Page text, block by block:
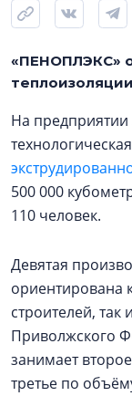
«ПЕНОПЛЭКС»
На предприятии
500 000
110 человек.
Девятая
ориентирована
строителей,
Приволжского
занимает
третье по